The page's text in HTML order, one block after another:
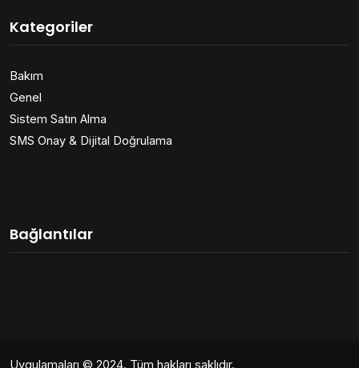
Kategoriler
Bakım
Genel
Sistem Satın Alma
SMS Onay & Dijital Doğrulama
Bağlantılar
Uygulamaları © 2024. Tüm hakları saklıdır.